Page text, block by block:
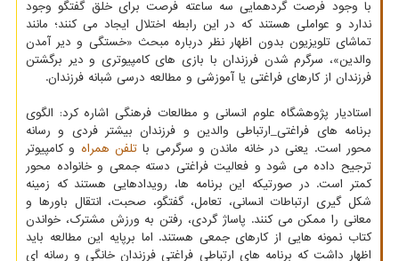
با وجود فرصت گردهمایی سه ساعته فرصت برای خلق گفتگو وجود
ندارد و عواملی هستند که در این رابطه اختلال ایجاد می کنند؛ مانند
تماشای تلویزیون بدون اظهار نظر درباره مبحث «خستگی و دیر آمدن
والدین»، سرگرم شدن فرزندان با بازی های کامپیوتری و دیر برگشتن
فرزندان از کارهای فراغتی یا آموزشی و مطالعه درسی شبانه فرزندان.
استادیار پژوهشگاه علوم انسانی و مطالعات فرهنگی اشاره کرد: الگوی
برنامه های فراغتی_ارتباطی والدین و فرزندان بیشتر فردی و رسانه
محور است. یعنی در خانه ماندن و سرگرمی با تلفن همراه و کامپیوتر
ترجیح داده می شود و فعالیت فراغتی دسته جمعی و خانواده محور
کمتر است. در صورتیکه این برنامه ها، رویدادهایی هستند که زمینه
شکل گیری ارتباطات انسانی، تعامل، گفتگو، صحبت، انتقال باورها و
معانی را ممکن می کنند. پاساژ گردی، رفتن به ورزش مشترک، خواندن
کتاب نمونه هایی از کارهای جمعی هستند. اما برپایه این مطالعه باید
اظهار داشت که برنامه های ارتباطی فراغتی فرزندان خانگی و رسانه ای